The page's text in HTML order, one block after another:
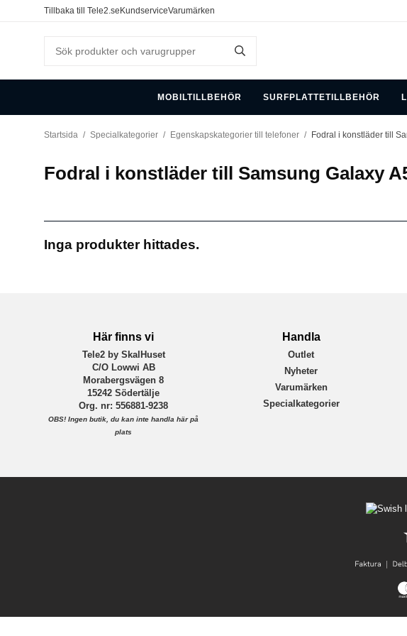
Tillbaka till Tele2.seKundserviceVarumärken
MOBILTILLBEHÖR SURFPLATTETILLBEHÖR
Startsida / Specialkategorier / Egenskapskategorier till telefoner / Fodral i konstläder till
Fodral i konstläder till Samsung Galaxy
Inga produkter hittades.
Här finns vi
Tele2 by SkalHuset
C/O Lowwi AB
Morabergsvägen 8
15242 Södertälje
Org. nr: 556881-9238
OBS! Ingen butik, du kan inte handla här på
plats
Handla
Outlet
Nyheter
Varumärken
Specialkategorier